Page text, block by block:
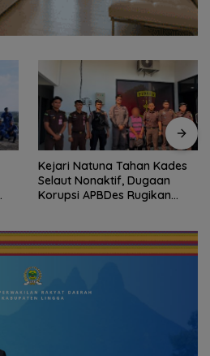
Kejari Natuna Tahan Kades
Selaut Nonaktif, Dugaan
Korupsi APBDes Rugikan